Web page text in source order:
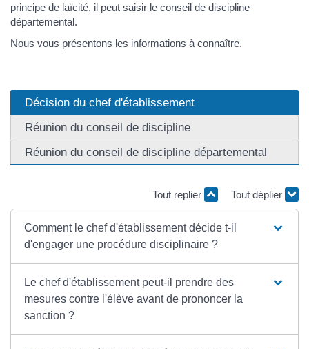
principe de laïcité, il peut saisir le conseil de discipline
départemental.
Nous vous présentons les informations à connaître.
Décision du chef d'établissement
Réunion du conseil de discipline
Réunion du conseil de discipline départemental
Tout replier Tout déplier
Comment le chef d'établissement décide t-il
d'engager une procédure disciplinaire ?
Le chef d'établissement peut-il prendre des
mesures contre l'élève avant de prononcer la
sanction ?